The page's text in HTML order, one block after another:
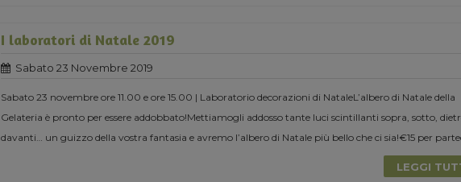
I laboratori di Natale 2019
Sabato 23 Novembre 2019
Sabato 23 novembre ore 11.00 e ore 15.00 | Laboratorio decorazioni di NataleL’albero di Natale della
Gelateria è pronto per essere addobbato!Mettiamogli addosso tante luci scintillanti sopra, sotto,
davanti… un guizzo della vostra fantasia e avremo l’albero di Natale più bello che ci sia!€15 per
LEGGI